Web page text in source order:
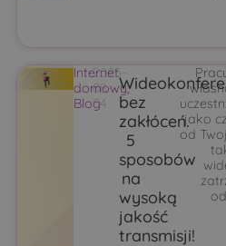
Internet
domowy,
Blog
2025-
08-
04
bez
zakłóceń.
5
sposobów
na
wysoką
jakość
transmisji!
jako
od